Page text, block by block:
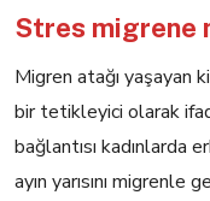
Stres migrene
Migren atağı yaşayan
bir tetikleyici olarak
bağlantısı kadınlarda
ayın yarısını